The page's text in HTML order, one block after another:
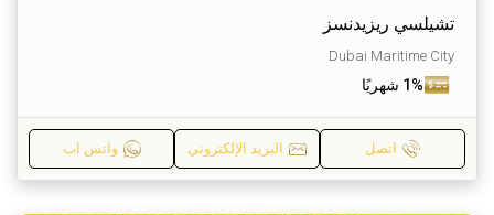
تشيلسي ريزيدنسز
Dubai Maritime City
1% شهريًا
اتصل البريد الإلكتروني واتس اب